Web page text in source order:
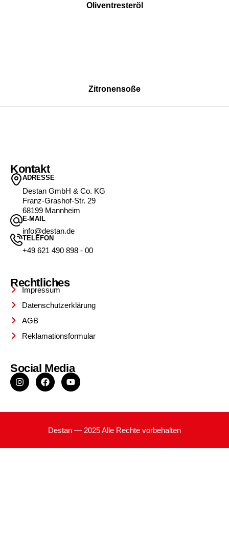
Oliventresteröl
Zitronensoße
Kontakt
ADRESSE
Destan GmbH & Co. KG
Franz-Grashof-Str. 29
68199 Mannheim
E-MAIL
info@destan.de
TELEFON
+49 621 490 898 - 00
Rechtliches
Impressum
Datenschutzerklärung
AGB
Reklamationsformular
Social Media
Destan — 2025 Alle Rechte vorbehalten